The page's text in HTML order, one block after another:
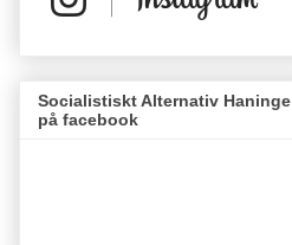
Socialistiskt Alternativ Haninge
på facebook